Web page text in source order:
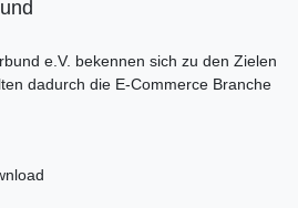
e.V. bekennen sich zu den Zielen
dadurch die E-Commerce Branche